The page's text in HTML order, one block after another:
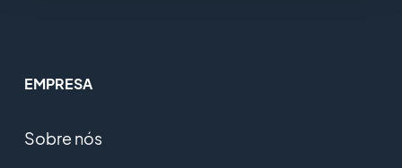
EMPRESA
Sobre nós